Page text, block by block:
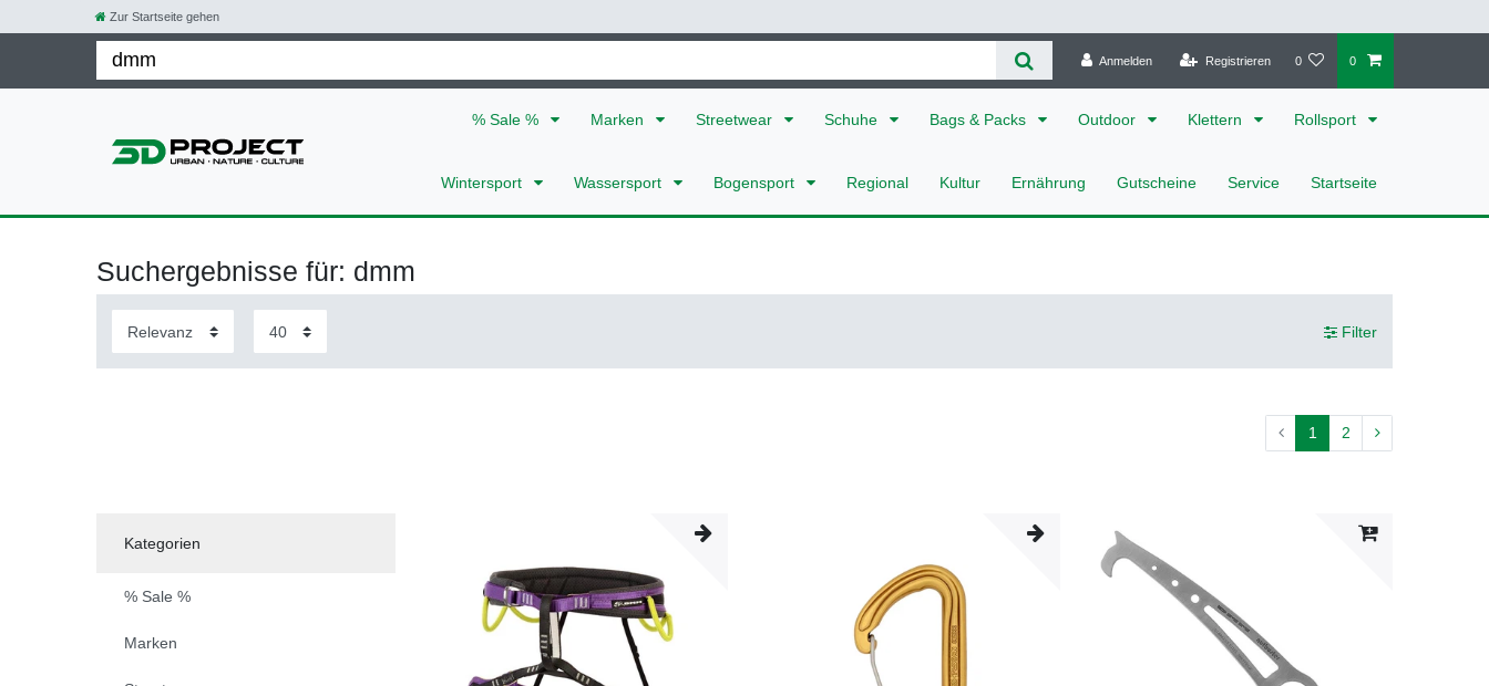
Zur Startseite gehen
Anmelden Registrieren 0 0
% Sale % Marken Streetwear Schuhe Bags & Packs Outdoor Klettern Rollsport
Wintersport Wassersport Bogensport Regional Kultur Ernährung Gutscheine Service Startseite
Suchergebnisse für: dmm
Filter
1 2
Kategorien
% Sale %
Marken